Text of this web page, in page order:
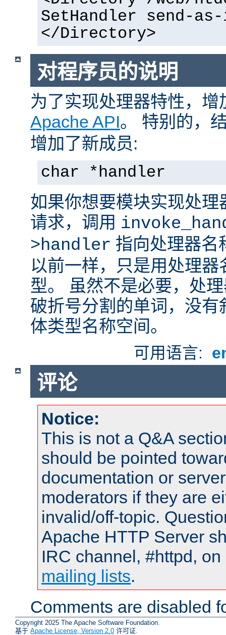
SetHandler send-
</Directory>
对程序员的说明
为了实现处理器特性，增
Apache API。 特别的，
增加了新成员:
char *handler
如果你想要模块实现处
请求，调用
>handler 指向处理器名
以前一样，只是用处理
型。 虽然不是必要，处
破折号分割的单词，没
体类型名称空间。
可用语言:
评论
Notice:
This is not a Q&A
should be pointed
documentation or
moderators if they are
invalid/off-topic.
Apache HTTP Server
IRC channel, #httpd,
mailing lists.
Comments are disabled
Copyright 2025 The Apache Software Foundation.
基于 Apache License, Version 2.0 许可证.